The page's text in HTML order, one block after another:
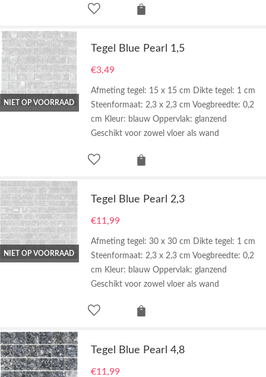
NIET OP VOORRAAD
Tegel Blue Pearl 1,5
€3,49
Afmeting tegel: 15 x 15 cm Dikte tegel: 1 cm
Steenformaat: 2,3 x 2,3 cm Voegbreedte: 0,2
cm Kleur: blauw Oppervlak: glanzend
Geschikt voor zowel vloer als wand
NIET OP VOORRAAD
Tegel Blue Pearl 2,3
€11,99
Afmeting tegel: 30 x 30 cm Dikte tegel: 1 cm
Steenformaat: 2,3 x 2,3 cm Voegbreedte: 0,2
cm Kleur: blauw Oppervlak: glanzend
Geschikt voor zowel vloer als wand
Tegel Blue Pearl 4,8
€11,99